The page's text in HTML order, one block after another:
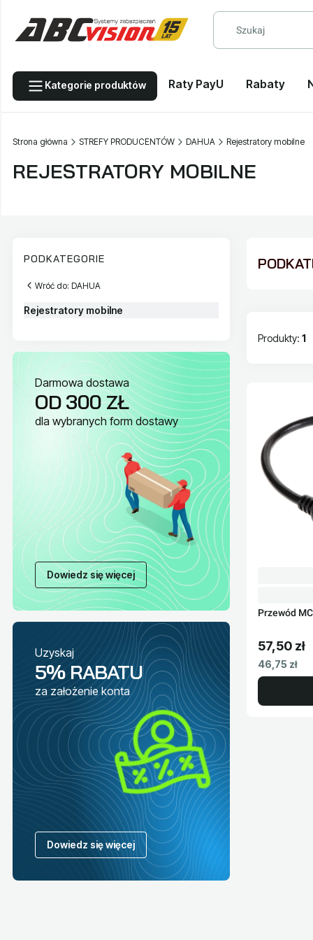
Kategorie produktów Raty PayU Rabaty
Strona główna STREFY PRODUCENTÓW DAHUA Rejestratory mobilne
REJESTRATORY MOBILNE
PODKATEGORIE
Wróć do: DAHUA
Rejestratory mobilne
Darmowa dostawa
OD 300 ZŁ
dla wybranych form dostawy
Dowiedz się więcej
Uzyskaj
5% RABATU
za założenie konta
Dowiedz się więcej
Produkty: 1
Przewód
Cena
57,50 zł
Cena netto
46,75 zł